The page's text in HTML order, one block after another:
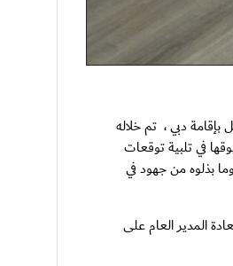
بإقامة دبي ، تم خلاله
في مؤشر سعادة المتعاملين ضمن نتائج السعادة على مستوى حكومة دبي لعام 2023 م ، نتيجة تفوقها في تلبية توقعات
بذلوه من جهود في
المدير العام على